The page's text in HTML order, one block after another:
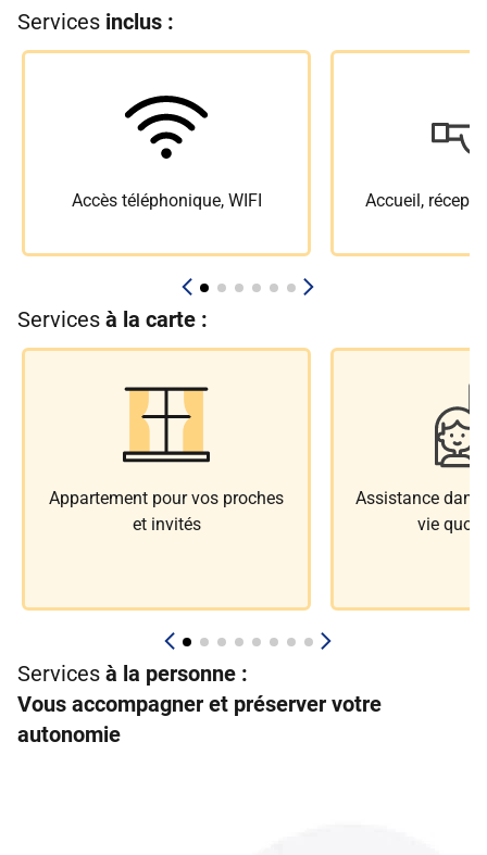
Services inclus :
Accès téléphonique, WIFI Accueil,
Services à la carte :
Appartement pour vos proches
et invités
Assistance dans
vie
Services à la personne :
Vous accompagner et préserver votre
autonomie